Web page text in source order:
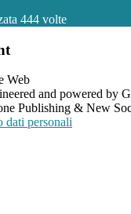
444 volte
and powered by
Publishing & New
dati personali